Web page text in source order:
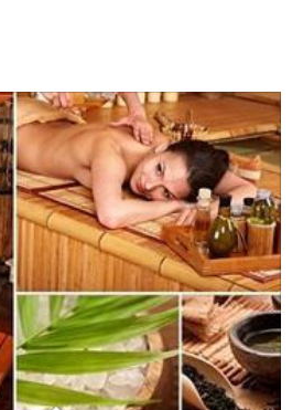
фітопаротерапії. Чудовий
приємна релакс-мелодія
і кедру - запорука
настрою.